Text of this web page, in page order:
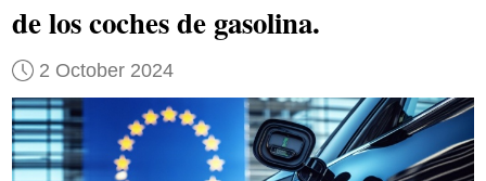
de los coches de gasolina.
2 October 2024